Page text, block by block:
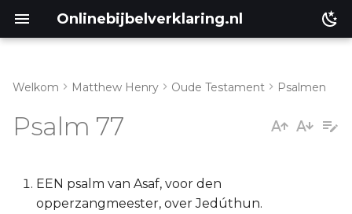
Onlinebijbelverklaring.nl
Psalm 77:12-21
Lukas
Welkom Matthew Henry Oude Testament Psalmen
Psalm 77
EEN psalm van Asaf, voor den
opperzangmeester, over Jedúthun.